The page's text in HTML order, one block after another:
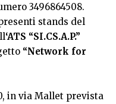
3496864508.
stands del
‘ATS “SI.CS.A.P.”
“Network for
in via Mallet prevista